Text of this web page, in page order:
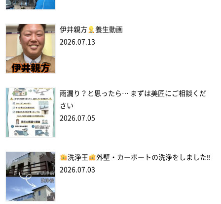
伊井親方
養生動画
2026.07.13
雨漏り？と思ったら… まずは美匠にご相談くだ
さい
2026.07.05
洗浄王
外壁・カーポートの洗浄をしました‼
2026.07.03